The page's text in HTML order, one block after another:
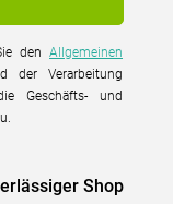
denAllgemeinen
Geschäfts- und
Shop